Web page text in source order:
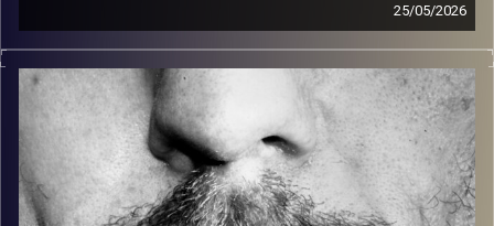
25/05/2026
זיפים, מוזיקה מחוספסת של הופעות חיות. הרבה ג'אם, רוק,
בלוז, bluegrass, ג'אז, Fאנק, פרוגרסיב ואפילו אלקטרוניקה.
כל מה שחי, אמיתי ונושם.
עם שמוליק רגב.
קרדיט תמונות: David Goehring